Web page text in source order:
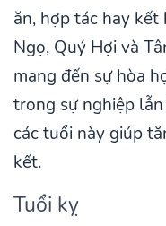
ăn, hợp tác hay
Ngọ, Quý Hợi và
mang đến sự hòa
trong sự nghiệp
các tuổi này giúp
kết.
Tuổi kỵ